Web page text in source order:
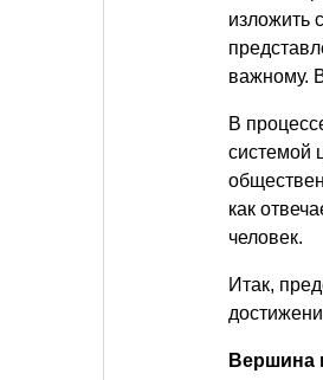
изложить
важному.
В
системой
как
человек.
Итак,
Вершина